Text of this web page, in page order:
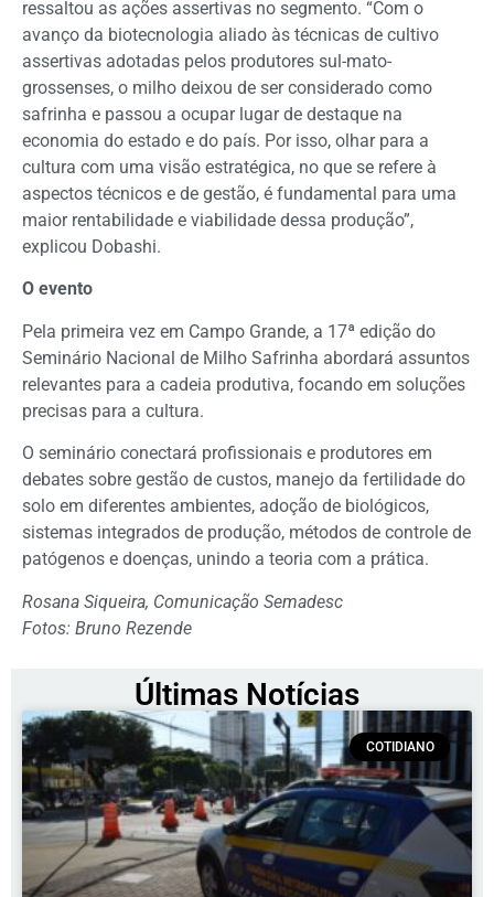
ressaltou as ações assertivas no segmento. “Com o
avanço da biotecnologia aliado às técnicas de cultivo
assertivas adotadas pelos produtores sul-mato-
grossenses, o milho deixou de ser considerado como
safrinha e passou a ocupar lugar de destaque na
economia do estado e do país. Por isso, olhar para a
cultura com uma visão estratégica, no que se refere à
aspectos técnicos e de gestão, é fundamental para uma
maior rentabilidade e viabilidade dessa produção”,
explicou Dobashi.
O evento
Pela primeira vez em Campo Grande, a 17ª edição do
Seminário Nacional de Milho Safrinha abordará assuntos
relevantes para a cadeia produtiva, focando em soluções
precisas para a cultura.
O seminário conectará profissionais e produtores em
debates sobre gestão de custos, manejo da fertilidade do
solo em diferentes ambientes, adoção de biológicos,
sistemas integrados de produção, métodos de controle de
patógenos e doenças, unindo a teoria com a prática.
Rosana Siqueira, Comunicação Semadesc
Fotos: Bruno Rezende
Últimas Notícias
COTIDIANO